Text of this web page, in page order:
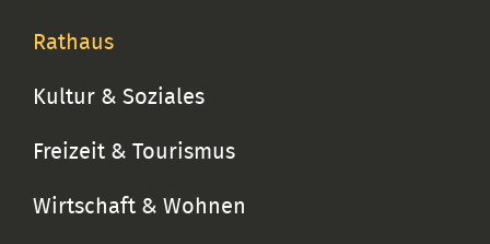
Rathaus
Kultur & Soziales
Freizeit & Tourismus
Wirtschaft & Wohnen